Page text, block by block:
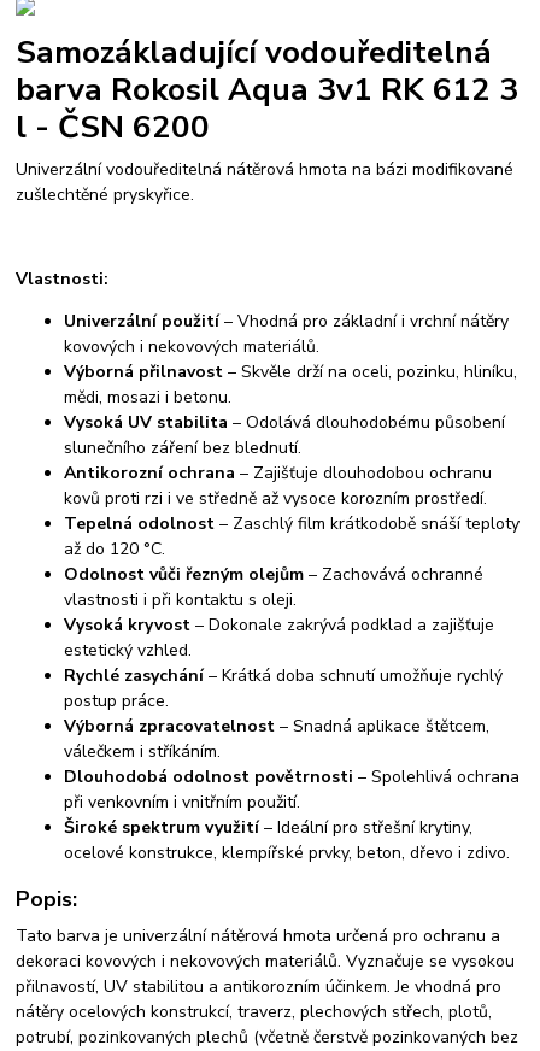
Samozákladující vodouředitelná
barva Rokosil Aqua 3v1 RK 612 3
l - ČSN 6200
Univerzální vodouředitelná nátěrová hmota na bázi modifikované
zušlechtěné pryskyřice.
Vlastnosti:
Univerzální použití– Vhodná pro základní i vrchní nátěry
kovových i nekovových materiálů.
Výborná přilnavost – Skvěle drží na oceli, pozinku, hliníku,
mědi, mosazi i betonu.
Vysoká UV stabilita – Odolává dlouhodobému působení
slunečního záření bez blednutí.
Antikorozní ochrana – Zajišťuje dlouhodobou ochranu
kovů proti rzi i ve středně až vysoce korozním prostředí.
Tepelná odolnost – Zaschlý film krátkodobě snáší teploty
až do 120 °C.
Odolnost vůči řezným olejům – Zachovává ochranné
vlastnosti i při kontaktu s oleji.
Vysoká kryvost – Dokonale zakrývá podklad a zajišťuje
estetický vzhled.
Rychlé zasychání– Krátká doba schnutí umožňuje rychlý
postup práce.
Výborná zpracovatelnost – Snadná aplikace štětcem,
válečkem i stříkáním.
Dlouhodobá odolnost povětrnosti – Spolehlivá ochrana
při venkovním i vnitřním použití.
Široké spektrum využití– Ideální pro střešní krytiny,
ocelové konstrukce, klempířské prvky, beton, dřevo i zdivo.
Popis:
Tato barva je univerzální nátěrová hmota určená pro ochranu a
dekoraci kovových i nekovových materiálů. Vyznačuje se vysokou
přilnavostí, UV stabilitou a antikorozním účinkem. Je vhodná pro
nátěry ocelových konstrukcí, traverz, plechových střech, plotů,
potrubí, pozinkovaných plechů (včetně čerstvě pozinkovaných bez